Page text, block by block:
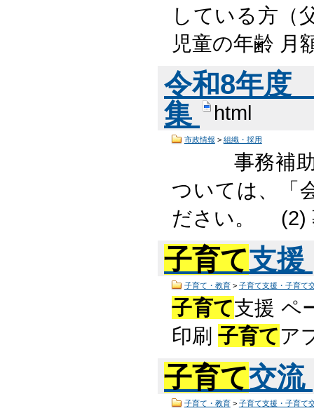
している方（
児童の年齢 月
令和8年度
集
html
市政情報 > 組織・採用
事務補助
ついては、「
ださい。
子育て支援
子育て・教育> 子育て支援・子育て
子育て支援 ペ
印刷子育てア
子育て交流
子育て・教育> 子育て支援・子育て